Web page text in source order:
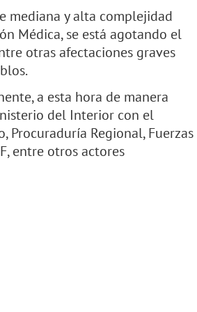
mediana y alta complejidad
Médica, se está agotando el
otras afectaciones graves
a esta hora de manera
del Interior con el
Procuraduría Regional, Fuerzas
entre otros actores